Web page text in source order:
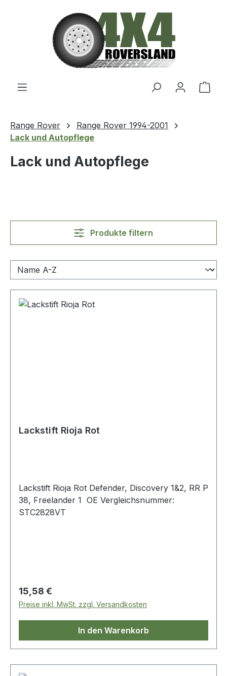
Zum Hauptinhalt springen
Range Rover
Range Rover 1994-2001
Lack und Autopflege
Lack und Autopflege
Produkte filtern
Lackstift Rioja Rot
Lackstift Rioja Rot Defender, Discovery 1&2, RR P
38, Freelander 1 OE Vergleichsnummer:
STC2828VT
Regulärer Preis:
15,58 €
Preise inkl. MwSt. zzgl. Versandkosten
In den Warenkorb